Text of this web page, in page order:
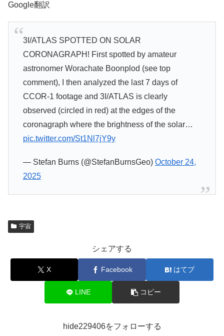
Google翻訳
3I/ATLAS SPOTTED ON SOLAR
CORONAGRAPH! First spotted by amateur
astronomer Worachate Boonplod (see top
comment), I then analyzed the last 7 days of
CCOR-1 footage and 3I/ATLAS is clearly
observed (circled in red) at the edges of the
coronagraph where the brightness of the solar…
pic.twitter.com/St1Nl7jY9y
— Stefan Burns (@StefanBurnsGeo) October 24,
2025
宇宙
シェアする
X Facebook はてブ
LINE コピー
hide229406をフォローする